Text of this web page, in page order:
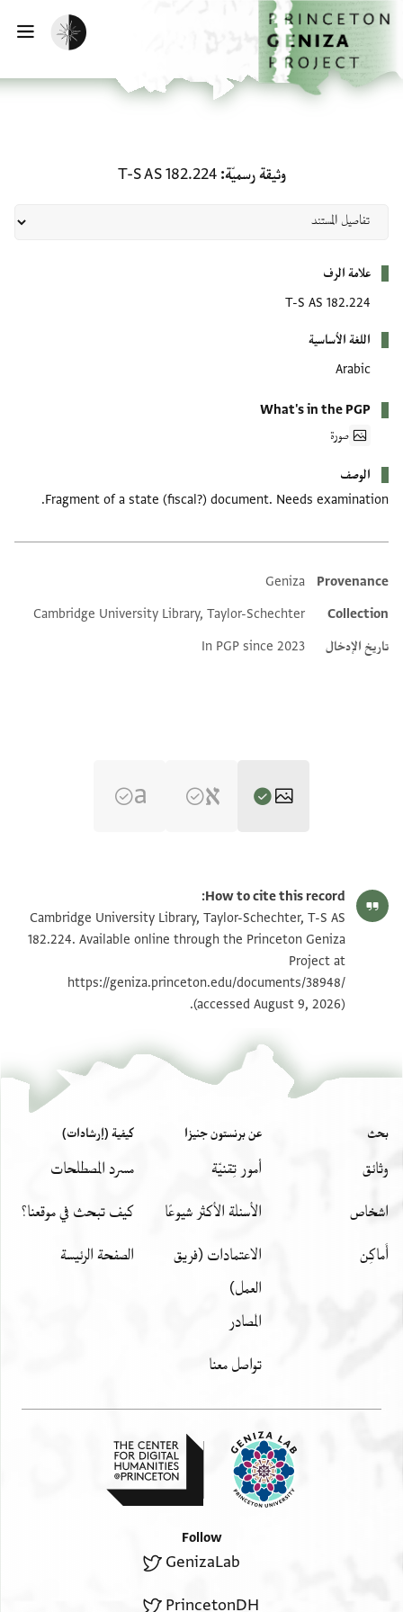
إلى المحتوى الرئيسي
الرئيسية
تفعيل الوضع المظلم
وثيقة رسميّة T-S AS 182.224
علامة الرف
T-S AS 182.224
اللغة الأساسية
Arabic
What's in the PGP
صورة
الوصف
Fragment of a state (fiscal?) document. Needs examination.
Additional metadata
Provenance
Geniza
Collection
Cambridge University Library, Taylor-Schechter
تاريخ الإدخال
In PGP since 2023
T-S AS 182.224 1v تكبير و تدوير
بيان أذونات الصورة
How to cite this record:
Cambridge University Library, Taylor-Schechter, T-S AS
182.224. Available online through the Princeton Geniza
Project at
https://geniza.princeton.edu/documents/38948/
(accessed August 9, 2026).
بحث
وثائق
اشخاص
أَماكِن
عن برنستون جنيزا
أمور تِقنيّة
الأسئلة الأكثر شيوعًا
الاعتمادات (فريق
العمل)
المصادر
تواصل معنا
كيفية (إرشادات)
مسرد المصطلحات
كيف تبحث في موقعنا؟
الصفحة الرئيسة
Follow
GenizaLab
PrincetonDH